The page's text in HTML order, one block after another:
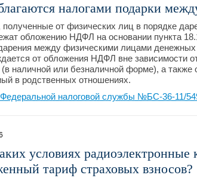
налогами подарки
от физических лиц в порядке
обложению НДФЛ на основании пункта
между физическими лицами денежных
от обложения НДФЛ вне зависимости
(в наличной или безналичной форме), а также
в родственных отношениях.
налоговой службы №БС-36-11/
условиях радиоэлектронные
тариф страховых взносов?